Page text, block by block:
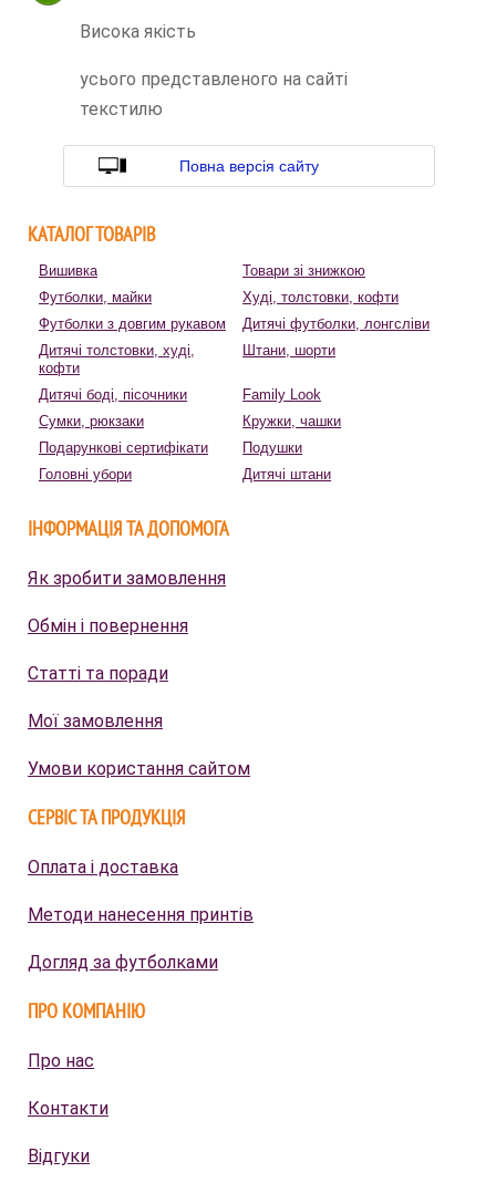
Висока якість
усього представленого на сайті
текстилю
Повна версія сайту
КАТАЛОГ ТОВАРІВ
Вишивка
Товари зі знижкою
Футболки, майки
Худі, толстовки, кофти
Футболки з довгим рукавом
Дитячі футболки, лонгсліви
Дитячі толстовки, худі,
кофти
Штани, шорти
Дитячі боді, пісочники
Family Look
Сумки, рюкзаки
Кружки, чашки
Подарункові сертифікати
Подушки
Головні убори
Дитячі штани
ІНФОРМАЦІЯ ТА ДОПОМОГА
Як зробити замовлення
Обмін і повернення
Статті та поради
Мої замовлення
Умови користання сайтом
СЕРВІС ТА ПРОДУКЦІЯ
Оплата і доставка
Методи нанесення принтів
Догляд за футболками
ПРО КОМПАНІЮ
Про нас
Контакти
Відгуки